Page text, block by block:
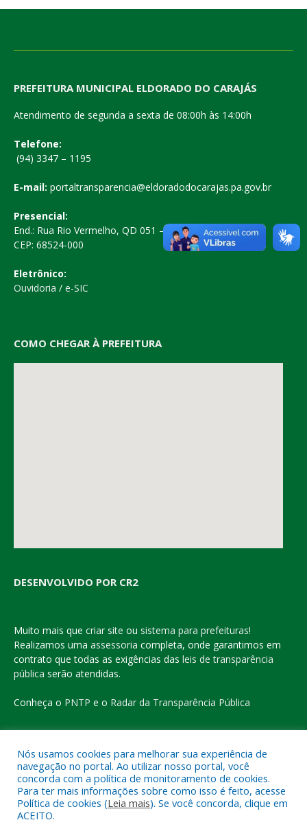
PREFEITURA MUNICIPAL ELDORADO DO CARAJÁS
Atendimento de segunda a sexta de 08:00h às 14:00h
Telefone:
(94) 3347 – 1195
E-mail: portaltransparencia@eldoradodocarajas.pa.gov.br
Presencial:
End.: Rua Rio Vermelho, QD 051 – Centro
CEP: 68524-000
Eletrônico:
Ouvidoria / e-SIC
COMO CHEGAR À PREFEITURA
DESENVOLVIDO POR CR2
Muito mais que criar site ou sistema para prefeituras!
Realizamos uma assessoria completa, onde garantimos em
contrato que todas as exigências das leis de transparência
pública serão atendidas.
Conheça o PNTP e o Radar da Transparência Pública
Todos os direitos reservados a Prefeitura Municipal de Eldorado
do Carajás
Mapa do Site
Nós usamos cookies para melhorar sua experiência de
navegação no portal. Ao utilizar nosso portal, você
concorda com a política de monitoramento de cookies.
Para ter mais informações sobre como isso é feito, acesse
Política de cookies (Leia mais). Se você concorda, clique em
ACEITO.